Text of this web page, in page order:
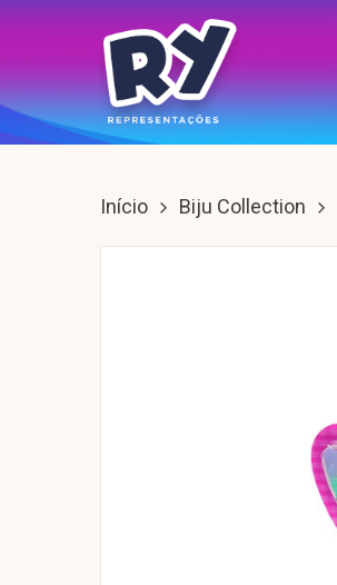
Skip
main
content
Início Biju Collection